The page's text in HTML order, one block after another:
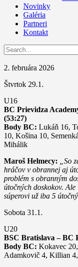
Novinky
Galéria
Partneri
Kontakt
2. februára 2026
Štvrtok 29.1.
U16
BC Prievidza
(53:27)
Body BC: Lukáň 16,
10, Košina 10,
Mihálik
Maroš Helmecy:
„So
hráčov v obrannej aj
problém s obranným
útočných doskokov.
súperovi už iba 5
Sobota 31.1.
U20
BSC Bratislava – BC
Body BC: Kokavec
Adamkovič 4, Killian